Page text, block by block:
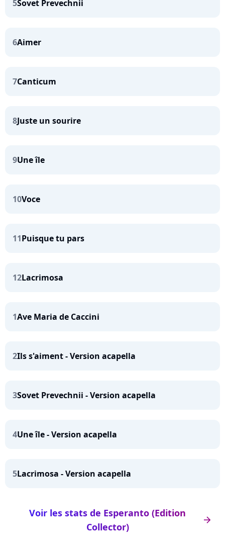
5Sovet Prevechnii
6Aimer
7Canticum
8Juste un sourire
9Une île
10Voce
11Puisque tu pars
12Lacrimosa
1Ave Maria de Caccini
2Ils s'aiment - Version acapella
3Sovet Prevechnii - Version acapella
4Une île - Version acapella
5Lacrimosa - Version acapella
arrow_right
Voir les stats de Esperanto (Edition
Collector)